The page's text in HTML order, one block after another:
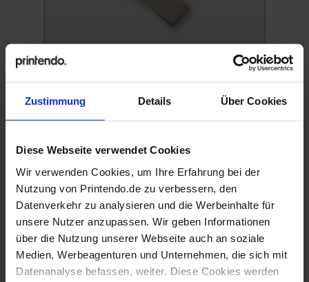
Zustimmung Details Über Cookies
Diese Webseite verwendet Cookies
Wir verwenden Cookies, um Ihre Erfahrung bei der
Nutzung von Printendo.de zu verbessern, den
Datenverkehr zu analysieren und die Werbeinhalte für
unsere Nutzer anzupassen. Wir geben Informationen
über die Nutzung unserer Webseite auch an soziale
Medien, Werbeagenturen und Unternehmen, die sich mit
Datenanalyse befassen, weiter. Diese Cookies werden
Spielzeug & Spiele